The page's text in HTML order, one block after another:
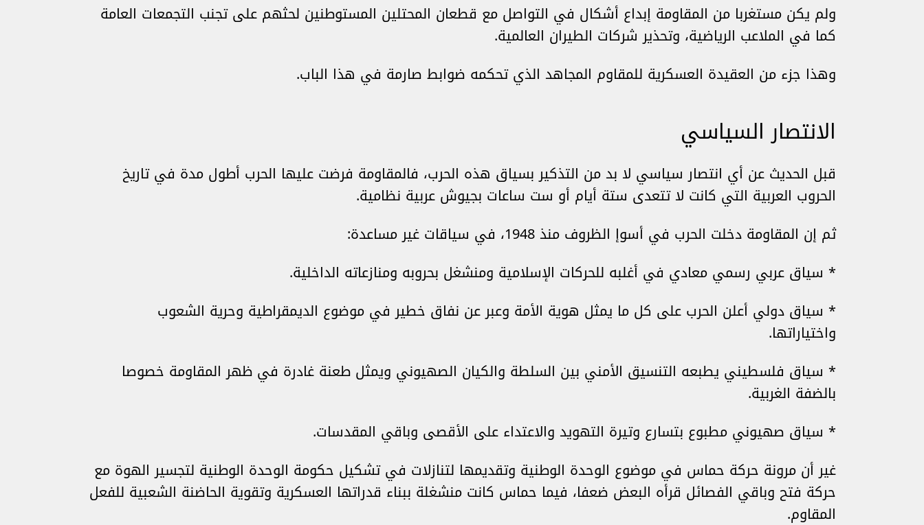
ولم يكن مستغربا من المقاومة إبداع أشكال في التواصل مع قطعان المحتلين المستوطنين لحثهم على تجنب التجمعات العامة
كما في الملاعب الرياضية، وتحذير شركات الطيران العالمية.
وهذا جزء من العقيدة العسكرية للمقاوم المجاهد الذي تحكمه ضوابط صارمة في هذا الباب.
الانتصار السياسي
قبل الحديث عن أي انتصار سياسي لا بد من التذكير بسياق هذه الحرب، فالمقاومة فرضت عليها الحرب أطول مدة في تاريخ
الحروب العربية التي كانت لا تتعدى ستة أيام أو ست ساعات بجيوش عربية نظامية.
ثم إن المقاومة دخلت الحرب في أسوإ الظروف منذ 1948، في سياقات غير مساعدة:
* سياق عربي رسمي معادي في أغلبه للحركات الإسلامية ومنشغل بحروبه ومنازعاته الداخلية.
* سياق دولي أعلن الحرب على كل ما يمثل هوية الأمة وعبر عن نفاق خطير في موضوع الديمقراطية وحرية الشعوب
واختياراتها.
* سياق فلسطيني يطبعه التنسيق الأمني بين السلطة والكيان الصهيوني ويمثل طعنة غادرة في ظهر المقاومة خصوصا
بالضفة الغربية.
* سياق صهيوني مطبوع بتسارع وتيرة التهويد والاعتداء على الأقصى وباقي المقدسات.
غير أن مرونة حركة حماس في موضوع الوحدة الوطنية وتقديمها لتنازلات في تشكيل حكومة الوحدة الوطنية لتجسير الهوة مع
حركة فتح وباقي الفصائل قرأه البعض ضعفا، فيما حماس كانت منشغلة ببناء قدراتها العسكرية وتقوية الحاضنة الشعبية للفعل
المقاوم.